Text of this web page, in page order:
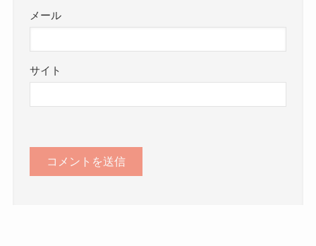
メール
サイト